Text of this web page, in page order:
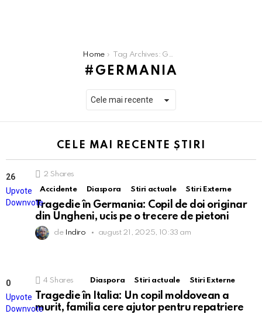
Home Tag Archives: Germania
GERMANIA
CELE MAI RECENTE ȘTIRI
2 Shares
Accidente
Diaspora Stiri actuale Stiri Externe
Tragedie în Germania: Copil de doi originar
din Ungheni, ucis pe o trecere de pietoni
de Indiro august 21, 2025, 10:33 am
26
Points
Upvote
Downvote
4 Shares Diaspora Stiri actuale Stiri Externe
Tragedie în Italia: Un copil moldovean a
murit, familia cere ajutor pentru repatriere
0
Points
Upvote
Downvote